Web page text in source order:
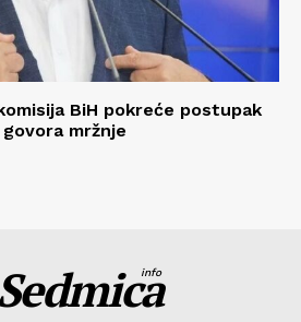
BiH pokreće postupak
mržnje
info